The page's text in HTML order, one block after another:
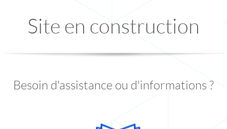
Site en construction
Besoin d'assistance ou d'informations ?